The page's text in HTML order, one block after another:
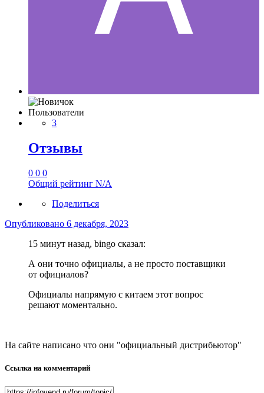
Пользователи
3
Отзывы
0 0 0
Общий рейтинг N/A
Поделиться
Опубликовано 6 декабря, 2023
15 минут назад, bingo сказал:
А они точно официалы, а не просто поставщики
от официалов?
Официалы напрямую с китаем этот вопрос
решают моментально.
На сайте написано что они "официальный дистрибьютор"
Ссылка на комментарий